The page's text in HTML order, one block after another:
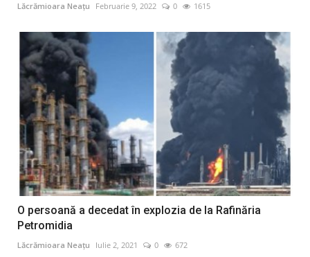
Lăcrămioara Neațu Februarie 9, 2022 0 1615
O persoană a decedat în explozia de la Rafinăria
Petromidia
Lăcrămioara Neațu Iulie 2, 2021 0 672